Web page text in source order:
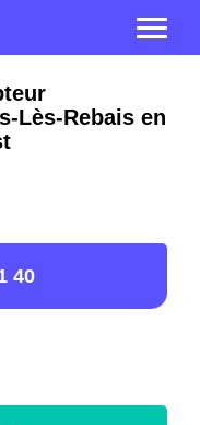
Lès-Rebais en
40